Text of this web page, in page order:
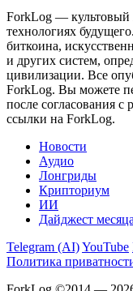
ForkLog — культовый
технологиях
биткоина,
и других систем,
цивилизации. Все
ForkLog. Вы можете
после согласования с
ссылки на ForkLog.
Новости
Аудио
Лонгриды
Крипториум
ИИ
Дайджест месяца
Telegram (AI)YouTube
Политика